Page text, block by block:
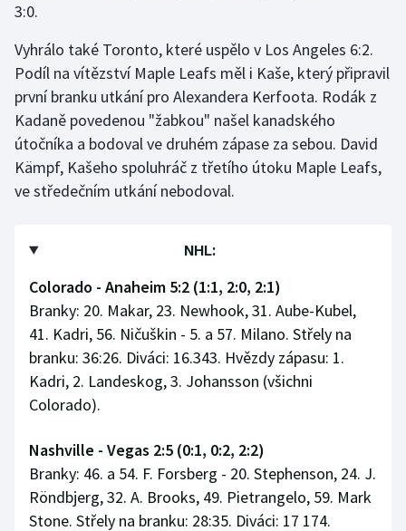
3:0.
Vyhrálo také Toronto, které uspělo v Los Angeles 6:2.
Podíl na vítězství Maple Leafs měl i Kaše, který připravil
první branku utkání pro Alexandera Kerfoota. Rodák z
Kadaně povedenou "žabkou" našel kanadského
útočníka a bodoval ve druhém zápase za sebou. David
Kämpf, Kašeho spoluhráč z třetího útoku Maple Leafs,
ve středečním utkání nebodoval.
NHL:
Colorado - Anaheim 5:2 (1:1, 2:0, 2:1)
Branky: 20. Makar, 23. Newhook, 31. Aube-Kubel,
41. Kadri, 56. Ničuškin - 5. a 57. Milano. Střely na
branku: 36:26. Diváci: 16.343. Hvězdy zápasu: 1.
Kadri, 2. Landeskog, 3. Johansson (všichni
Colorado).
Nashville - Vegas 2:5 (0:1, 0:2, 2:2)
Branky: 46. a 54. F. Forsberg - 20. Stephenson, 24. J.
Röndbjerg, 32. A. Brooks, 49. Pietrangelo, 59. Mark
Stone. Střely na branku: 28:35. Diváci: 17 174.